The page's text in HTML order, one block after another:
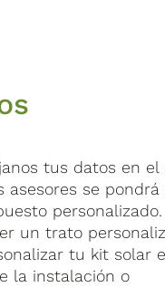
tus datos en el
se pondrá
personalizado.
un trato
tu kit solar
la instalación o